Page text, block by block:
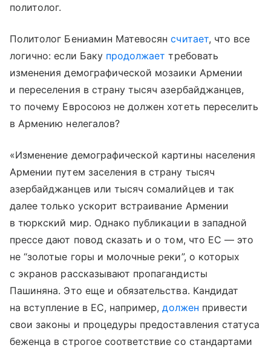
политолог.
Политолог Бениамин Матевосянсчитает, что все
логично: если Баку продолжает требовать
изменения демографической мозаики Армении
и переселения в страну тысяч азербайджанцев,
то почему Евросоюз не должен хотеть переселить
в Армению нелегалов?
«Изменение демографической картины населения
Армении путем заселения в страну тысяч
азербайджанцев или тысяч сомалийцев и так
далее только ускорит встраивание Армении
в тюркский мир. Однако публикации в западной
прессе дают повод сказать и о том, что ЕС — это
не “золотые горы и молочные реки”, о которых
с экранов рассказывают пропагандисты
Пашиняна. Это еще и обязательства. Кандидат
на вступление в ЕС, например,должен привести
свои законы и процедуры предоставления статуса
беженца в строгое соответствие со стандартами